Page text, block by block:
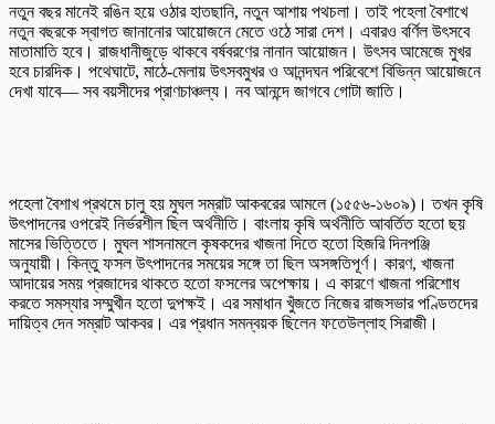
নতুন বছর মানেই রঙিন হয়ে ওঠার হাতছানি, নতুন আশায় পথচলা। তাই পহেলা বৈশাখে
নতুন বছরকে স্বাগত জানানোর আয়োজনে মেতে ওঠে সারা দেশ। এবারও বর্ণিল উৎসবে
মাতামাতি হবে। রাজধানীজুড়ে থাকবে বর্ষবরণের নানান আয়োজন। উৎসব আমেজে মুখর
হবে চারদিক। পথেঘাটে, মাঠে-মেলায় উৎসবমুখর ও আনন্দঘন পরিবেশে বিভিন্ন আয়োজনে
দেখা যাবে— সব বয়সীদের প্রাণচাঞ্চল্য। নব আনন্দে জাগবে গোটা জাতি।
পহেলা বৈশাখ প্রথমে চালু হয় মুঘল সম্রাট আকবরের আমলে (১৫৫৬-১৬০৯)। তখন কৃষি
উৎপাদনের ওপরেই নির্ভরশীল ছিল অর্থনীতি। বাংলায় কৃষি অর্থনীতি আবর্তিত হতো ছয়
মাসের ভিত্তিতে। মুঘল শাসনামলে কৃষকদের খাজনা দিতে হতো হিজরি দিনপঞ্জি
অনুযায়ী। কিন্তু ফসল উৎপাদনের সময়ের সঙ্গে তা ছিল অসঙ্গতিপূর্ণ। কারণ, খাজনা
আদায়ের সময় প্রজাদের থাকতে হতো ফসলের অপেক্ষায়। এ কারণে খাজনা পরিশোধ
করতে সমস্যার সম্মুখীন হতো দুপক্ষই। এর সমাধান খুঁজতে নিজের রাজসভার পণ্ডিতদের
দায়িত্ব দেন সম্রাট আকবর। এর প্রধান সমন্বয়ক ছিলেন ফতেউল্লাহ সিরাজী।